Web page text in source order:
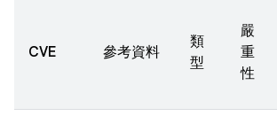
CVE 參考資料
類
型
嚴
重
性